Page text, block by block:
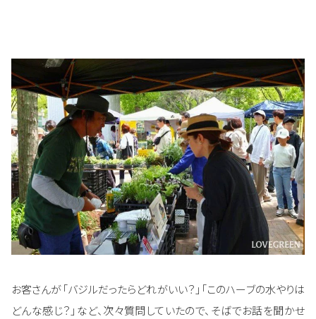
お客さんが「バジルだったらどれがいい？」「このハーブの水やりは
どんな感じ？」など、次々質問していたので、そばでお話を聞かせ